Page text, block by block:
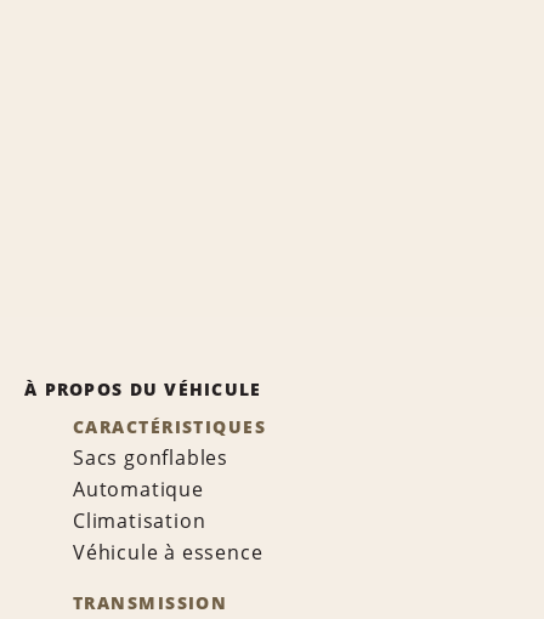
À PROPOS DU VÉHICULE
CARACTÉRISTIQUES
Sacs gonflables
Automatique
Climatisation
Véhicule à essence
TRANSMISSION